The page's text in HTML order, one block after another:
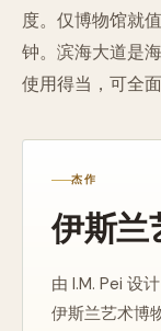
度。仅博物馆就
钟。滨海大道是
使用得当，可全
杰作
伊斯兰
由 I.M. Pei 设
伊斯兰艺术博